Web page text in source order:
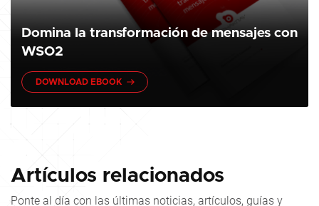
Domina la transformación de mensajes con
WSO2
DOWNLOAD EBOOK
Artículos relacionados
Ponte al día con las últimas noticias, artículos, guías y